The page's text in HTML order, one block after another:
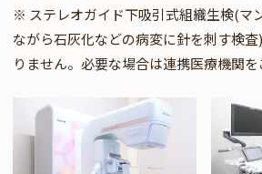
※ ステレオガイド下吸引式組織生検(マ
ながら石灰化などの病変に針を刺す検
りません。必要な場合は連携医療機関を